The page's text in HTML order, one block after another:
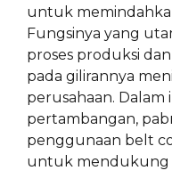
untuk
Fungsinya yang
proses produksi
pada gilirannya
perusahaan. Dalam
pertambangan,
penggunaan belt
untuk mendukung